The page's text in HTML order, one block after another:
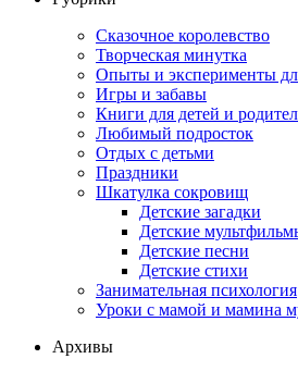
Сказочное королевство
Творческая минутка
Опыты и эксперименты
Игры и забавы
Книги для детей и
Любимый подросток
Отдых с детьми
Праздники
Шкатулка сокровищ
Детские загадки
Детские
Детские песни
Детские стихи
Занимательная психология
Уроки с мамой и мамина
Архивы